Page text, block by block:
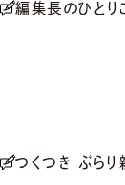
編集長のひとり
つくつき ぶらり